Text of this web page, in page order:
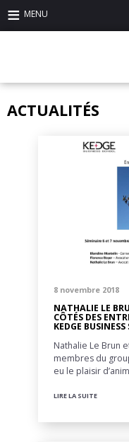
ACTUALITÉS
8 novembre 2018
NATHALIE LE
CÔTÉS DES
KEDGE
Nathalie Le Brun
membres du
eu le plaisir
LIRE LA SUITE